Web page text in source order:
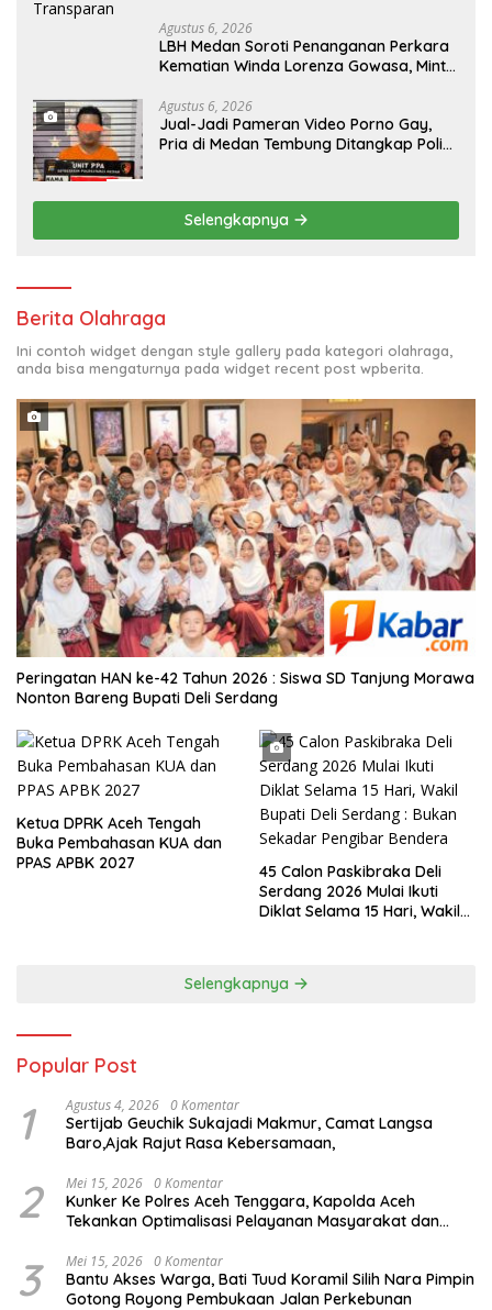
Agustus 6, 2026
‎LBH Medan Soroti Penanganan Perkara
Kematian Winda Lorenza Gowasa, Minta
Transparan
Agustus 6, 2026
Jual-Jadi Pameran Video Porno Gay,
Pria di Medan Tembung Ditangkap Polisi
Selengkapnya
Berita Olahraga
Ini contoh widget dengan style gallery pada kategori olahraga,
anda bisa mengaturnya pada widget recent post wpberita.
Peringatan HAN ke-42 Tahun 2026 : Siswa SD Tanjung Morawa
Nonton Bareng Bupati Deli Serdang
Ketua DPRK Aceh Tengah
Buka Pembahasan KUA dan
PPAS APBK 2027
45 Calon Paskibraka Deli
Serdang 2026 Mulai Ikuti
Diklat Selama 15 Hari, Wakil
Selengkapnya
Popular Post
1 Agustus 4, 2026 0 Komentar
Sertijab Geuchik Sukajadi Makmur, Camat Langsa
Baro,Ajak Rajut Rasa Kebersamaan,
2 Mei 15, 2026 0 Komentar
Kunker Ke Polres Aceh Tenggara, Kapolda Aceh
Tekankan Optimalisasi Pelayanan Masyarakat dan
3 Mei 15, 2026 0 Komentar
Bantu Akses Warga, Bati Tuud Koramil Silih Nara Pimpin
Gotong Royong Pembukaan Jalan Perkebunan